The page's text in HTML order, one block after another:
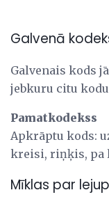
Galvenā
Galvenais kods
jebkuru citu
Pamatkodekss
Apkrāptu kods:
kreisi, riņķis, pa
Mīklas par